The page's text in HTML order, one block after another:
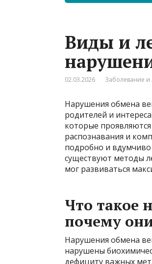
Виды и
02.03.2026 Заболевание и
Нарушения обмена
родителей и
которые
распознавания и
подробно и вдумчиво
существуют методы
мог развиваться
Что такое
почему
Нарушения обмена
нарушены
дефициту важных